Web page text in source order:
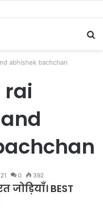
स्वस्थ नाश्ता बनाएं!
abhishek bachchan
0 392
BEST